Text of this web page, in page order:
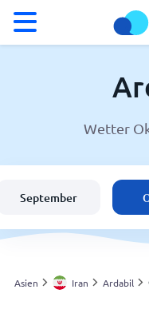
Wetter in Ardabil
Schweiz
Deutschland
Wetter
September
Asien Iran Ardabil